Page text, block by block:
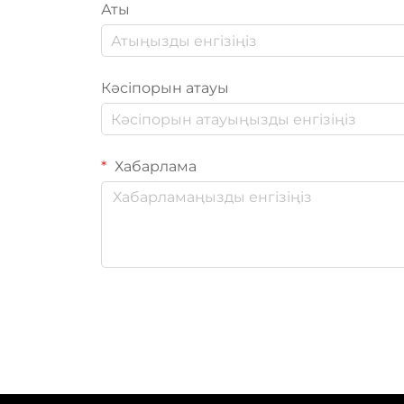
Аты
Кәсіпорын атауы
Хабарлама